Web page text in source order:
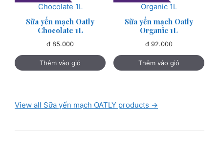
Sữa yến mạch Oatly
Chocolate 1L
₫ 85.000
Thêm vào giỏ
Sữa yến mạch Oatly
Organic 1L
₫92.000
Thêm vào giỏ
View all Sữa yến mạch OATLY products →